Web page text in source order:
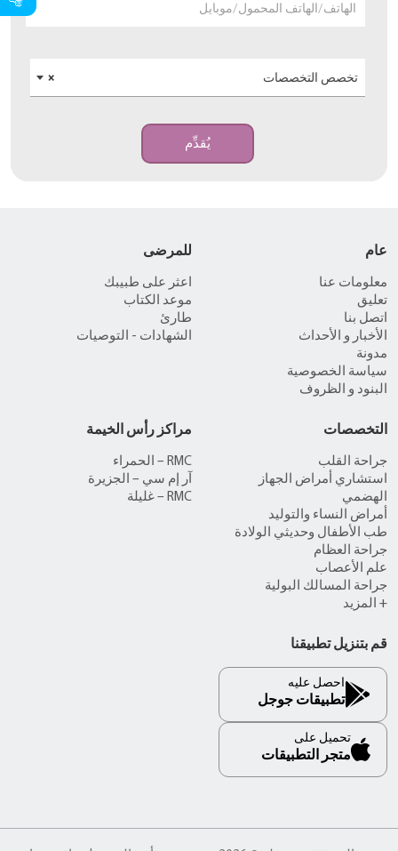
الهاتف/الهاتف المحمول/موبايل
× تخصص التخصصات
يُقدِّم
عام
معلومات عنا
تعليق
اتصل بنا
الأخبار و الأحداث
مدونة
سياسة الخصوصية
البنود و الظروف
للمرضى
اعثر على طبيبك
موعد الكتاب
طارئ
الشهادات - التوصيات
التخصصات
جراحة القلب
استشاري أمراض الجهاز
الهضمي
أمراض النساء والتوليد
طب الأطفال وحديثي الولادة
جراحة العظام
علم الأعصاب
جراحة المسالك البولية
+ المزيد
مراكز رأس الخيمة
RMC – الحمراء
آر إم سي – الجزيرة
RMC – غليلة
قم بتنزيل تطبيقنا
احصل عليه
تطبيقات جوجل
تحميل على
متجر التطبيقات